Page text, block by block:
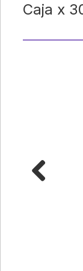
Caja x